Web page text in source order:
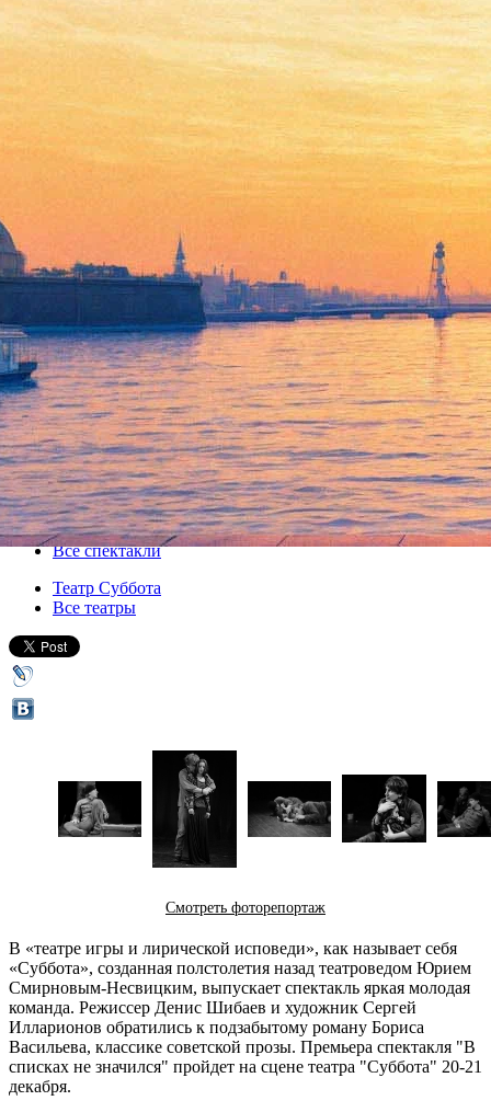
"В списках не значился" - в
театре "Суббота"
20 декабря 2014, суббота-21 декабря 2014, воскресенье
Версия для печати
Все спектакли
Театр Суббота
Все театры
Смотреть фоторепортаж
В «театре игры и лирической исповеди», как называет себя
«Суббота», созданная полстолетия назад театроведом Юрием
Смирновым-Несвицким, выпускает спектакль яркая молодая
команда. Режиссер Денис Шибаев и художник Сергей
Илларионов обратились к подзабытому роману Бориса
Васильева, классике советской прозы. Премьера спектакля "В
списках не значился" пройдет на сцене театра "Суббота" 20-21
декабря.